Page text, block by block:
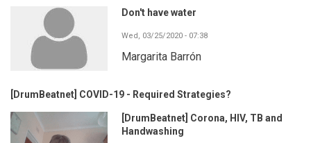
Don't have water
Wed, 03/25/2020 - 07:38
Margarita Barrón
[DrumBeatnet] COVID-19 - Required Strategies?
[DrumBeatnet] Corona, HIV, TB and
Handwashing